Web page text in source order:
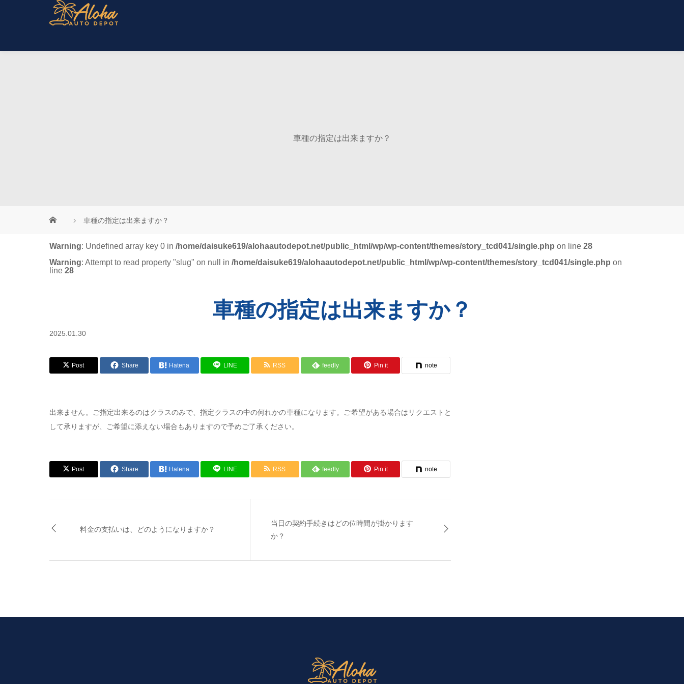
車種の指定は出来ますか？
車種の指定は出来ますか？
Warning: Undefined array key 0 in /home/daisuke619/alohaautodepot.net/public_html/wp/wp-content/themes/story_tcd041/single.php on line 28
Warning: Attempt to read property "slug" on null in /home/daisuke619/alohaautodepot.net/public_html/wp/wp-content/themes/story_tcd041/single.php on
line 28
車種の指定は出来ますか？
2025.01.30
Post Share Hatena LINE RSS feedly Pin it note
出来ません。ご指定出来るのはクラスのみで、指定クラスの中の何れかの車種になります。ご希望がある場合はリクエストと
して承りますが、ご希望に添えない場合もありますので予めご了承ください。
Post Share Hatena LINE RSS feedly Pin it note
料金の支払いは、どのようになりますか？
当日の契約手続きはどの位時間が掛かります
か？